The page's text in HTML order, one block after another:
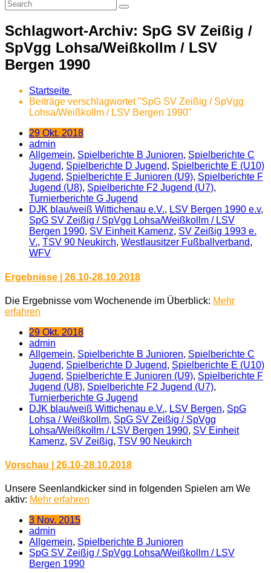
Schlagwort-Archiv: SpG SV Zeißig /
SpVgg Lohsa/Weißkollm / LSV
Bergen 1990
Startseite
Beiträge verschlagwortet "SpG SV Zeißig / SpVgg
Lohsa/Weißkollm / LSV Bergen 1990"
29 Okt. 2018
admin
Allgemein, Spielberichte B Junioren, Spielberichte C
Jugend, Spielberichte D Jugend, Spielberichte E (U10)
Jugend, Spielberichte E Junioren (U9), Spielberichte F
Jugend (U8), Spielberichte F2 Jugend (U7),
Turnierberichte G Jugend
DJK blau/weiß Wittichenau e.V., LSV Bergen 1990 e.v,
SpG SV Zeißig / SpVgg Lohsa/Weißkollm / LSV
Bergen 1990, SV Einheit Kamenz, SV Zeißig 1993 e.
V., TSV 90 Neukirch, Westlausitzer Fußballverband,
WFV
Ergebnisse | 26.10-28.10.2018
Die Ergebnisse vom Wochenende im Überblick: Mehr
erfahren
29 Okt. 2018
admin
Allgemein, Spielberichte B Junioren, Spielberichte C
Jugend, Spielberichte D Jugend, Spielberichte E (U10)
Jugend, Spielberichte E Junioren (U9), Spielberichte F
Jugend (U8), Spielberichte F2 Jugend (U7),
Turnierberichte G Jugend
DJK blau/weiß Wittichenau e.V., LSV Bergen, SpG
Lohsa / Weißkollm, SpG SV Zeißig / SpVgg
Lohsa/Weißkollm / LSV Bergen 1990, SV Einheit
Kamenz, SV Zeißig, TSV 90 Neukirch
Vorschau | 26.10-28.10.2018
Unsere Seenlandkicker sind in folgenden Spielen am We
aktiv: Mehr erfahren
3 Nov. 2015
admin
Allgemein, Spielberichte B Junioren
SpG SV Zeißig / SpVgg Lohsa/Weißkollm / LSV
Bergen 1990